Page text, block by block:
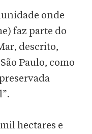
onde
faz parte do
descrito,
Paulo, como
hectares e